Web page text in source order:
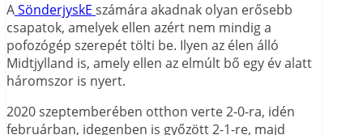
ASönderjyskE számára akadnak olyan erősebb
csapatok, amelyek ellen azért nem mindig a
pofozógép szerepét tölti be. Ilyen az élen álló
Midtjylland is, amely ellen az elmúlt bő egy év alatt
háromszor is nyert.
2020 szeptemberében otthon verte 2-0-ra, idén
februárban, idegenben is győzött 2-1-re, majd